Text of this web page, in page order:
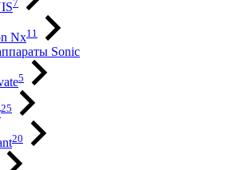
7
Nx11
Sonic
5
25
20